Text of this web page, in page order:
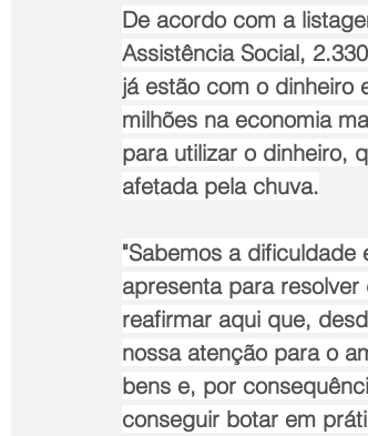
De acordo com a
Assistência Social,
já estão com o dinheiro
milhões na economia
para utilizar o dinheiro,
afetada pela chuva.
"Sabemos a
apresenta para
reafirmar aqui que,
nossa atenção para o
bens e, por
conseguir botar em